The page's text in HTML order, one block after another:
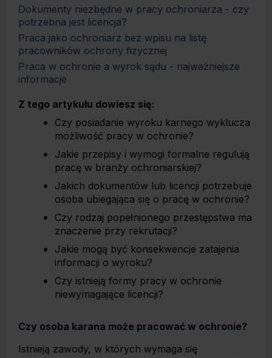
Dokumenty niezbędne w pracy ochroniarza - czy
potrzebna jest licencja?
Praca jako ochroniarz bez wpisu na listę
pracowników ochrony fizycznej
Praca w ochronie a wyrok sądu - najważniejsze
informacje
Z tego artykułu dowiesz się:
Czy posiadanie wyroku karnego wyklucza
możliwość pracy w ochronie?
Jakie przepisy i wymogi formalne regulują
pracę w branży ochroniarskiej?
Jakich dokumentów lub licencji potrzebuje
osoba ubiegająca się o pracę w ochronie?
Czy rodzaj popełnionego przestępstwa ma
znaczenie przy rekrutacji?
Jakie mogą być konsekwencje zatajenia
informacji o wyroku?
Czy istnieją formy pracy w ochronie
niewymagające licencji?
Czy osoba karana może pracować w ochronie?
Istnieją zawody, w których wymaga się